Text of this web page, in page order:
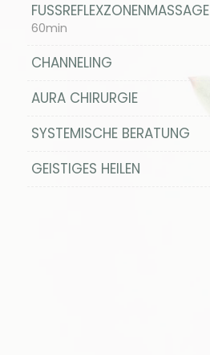
FUSSREFLEXZONENMASSAGE
60min
CHANNELING
AURA CHIRURGIE
SYSTEMISCHE BERATUNG
GEISTIGES HEILEN